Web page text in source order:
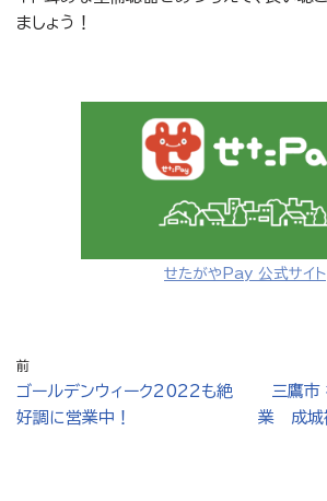
ましょう！
せたがやPay 公式サイト
前
ゴールデンウィーク2022も絶
好調に営業中！
三鷹市
業 成城